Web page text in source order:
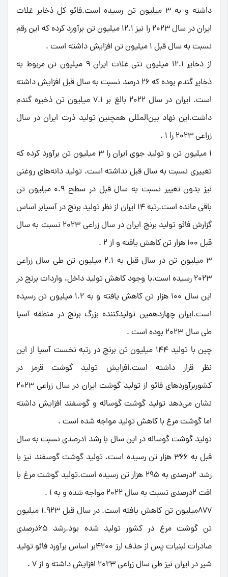
داشته و به 3 میلیون تن رسیده است.فائو کل ذخایر غلات
ایران در سال 2023 را نیز 12.1 میلیون تن برآورد کرده که این رقم
نسبت به سال قبل 1 میلیون تن افزایش داشته است .
از ذخایر 12.1 میلیون تنی غلات ایران 9 میلیون تن مربوط به
ذخایر گندم بوده که 26 درصد نسبت به سال قبل افزایش داشته
است. ایران در سال 2022 بالغ بر 7.1 میلیون تن ذخیره گندم
داشت.این نهاد بین‌المللی همچنین تولید ذرت ایران در سال
زراعی 2023 را 1 .
1 میلیون تن و تولید جوی ایران را 3 میلیون تن برآورد کرده که
تغییری نسبت به سال قبل نداشته است. تولید دانه‌های روغنی
نیز بدون تغییر نسبت به سال قبل در سطح 0.9 میلیون تن
باقی مانده است.رتبه 14 ایران از نظر تولید برنج در آسیابر اساس
گزارش فائو تولید برنج ایران در سال زراعی 2023 نسبت به سال
قبل 100 هزار تن کاهش یافته و از 2 .
3 میلیون تن در سال قبل به 2.1 میلیون تن طی سال زراعی
2023 رسیده است.با وجود کاهش تولید داخل، واردات برنج در
این سال 100 هزار تن کاهش یافته و به 1.2 میلیون تن رسیده
است.ایران چهاردهمین تولیدکننده بزرگ برنج در منطقه آسیا
طی سال 2023 بوده است .
چین با تولید 144 میلیون تن برنج در رتبه نخست آسیا از این
نظر قرار داشته است.افزایش تولید گوشت قرمز در
کشوربرآوردهای فائو از تولید گوشت ایران در سال زراعی 2023
نشان می‌دهد تولید گوشت گوساله و گوسفند افزایش داشته
اما گوشت مرغ با کاهش تولید مواجه شده است .
تولید گوشت گوساله در این سال با رشد 1درصدی نسبت به سال
قبل به 366 هزار تن رسیده است. تولید گوشت گوسفند نیز با
رشد 2درصدی به 295 هزار تن رسیده است.تولید گوشت مرغ با
افت 2درصدی نسبت به سال 2022 مواجه شده و به 1 .
877میلیون تن کاهش یافته است. در سال قبل 1.923 میلیون
تن گوشت مرغ در کشور تولید شده بود.رشد 65درصدی
صادرات لبنیات پس از حذف ارز 4200بر اساس برآورد فائو تولید
شیر در ایران نیز طی سال زراعی 2023 افزایش داشته و از 7 .